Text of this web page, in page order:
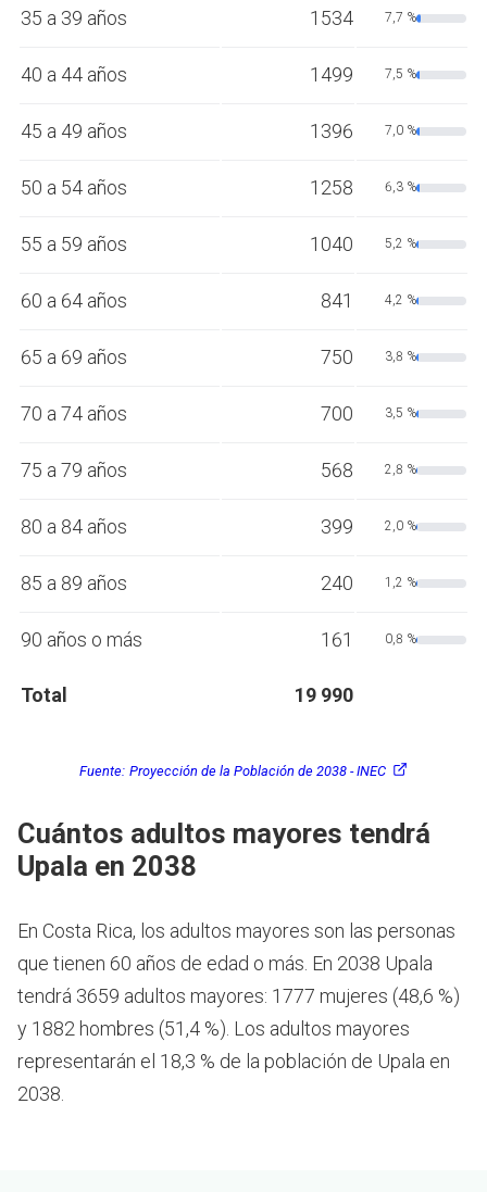
35 a 39 años 1534 7,7 %
40 a 44 años 1499 7,5 %
45 a 49 años 1396 7,0 %
50 a 54 años 1258 6,3 %
55 a 59 años 1040 5,2 %
60 a 64 años 841 4,2 %
65 a 69 años 750 3,8 %
70 a 74 años 700 3,5 %
75 a 79 años 568 2,8 %
80 a 84 años 399 2,0 %
85 a 89 años 240 1,2 %
90 años o más 161 0,8 %
Total 19 990
Fuente: Proyección de la Población de 2038 - INEC
Cuántos adultos mayores tendrá
Upala en 2038
En Costa Rica, los adultos mayores son las personas
que tienen 60 años de edad o más. En 2038 Upala
tendrá 3659 adultos mayores: 1777 mujeres (48,6 %)
y 1882 hombres (51,4 %). Los adultos mayores
representarán el 18,3 % de la población de Upala en
2038.